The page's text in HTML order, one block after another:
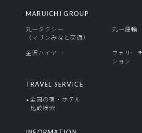
MARUICHI GROUP
丸一タクシー
（マリンみなと交通）
丸一運輸
金沢ハイヤー
フェリー
ション
TRAVEL SERVICE
全国の宿・ホテル
比較検索